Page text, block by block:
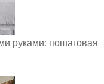
руками: пошаговая